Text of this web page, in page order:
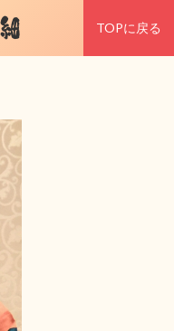
TOPに戻る